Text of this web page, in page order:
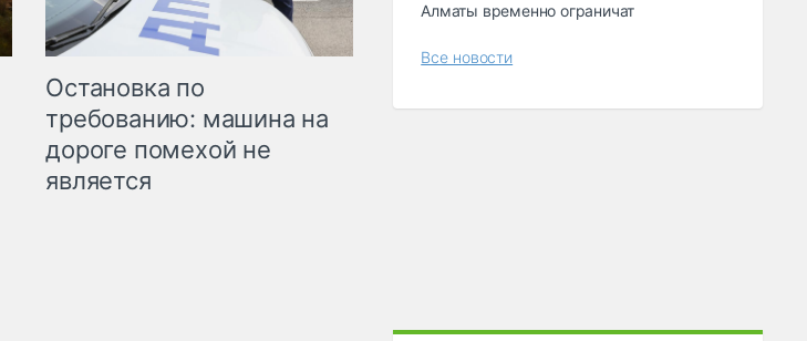
Остановка по
требованию: машина на
дороге помехой не
является
Алматы временно ограничат
Все новости